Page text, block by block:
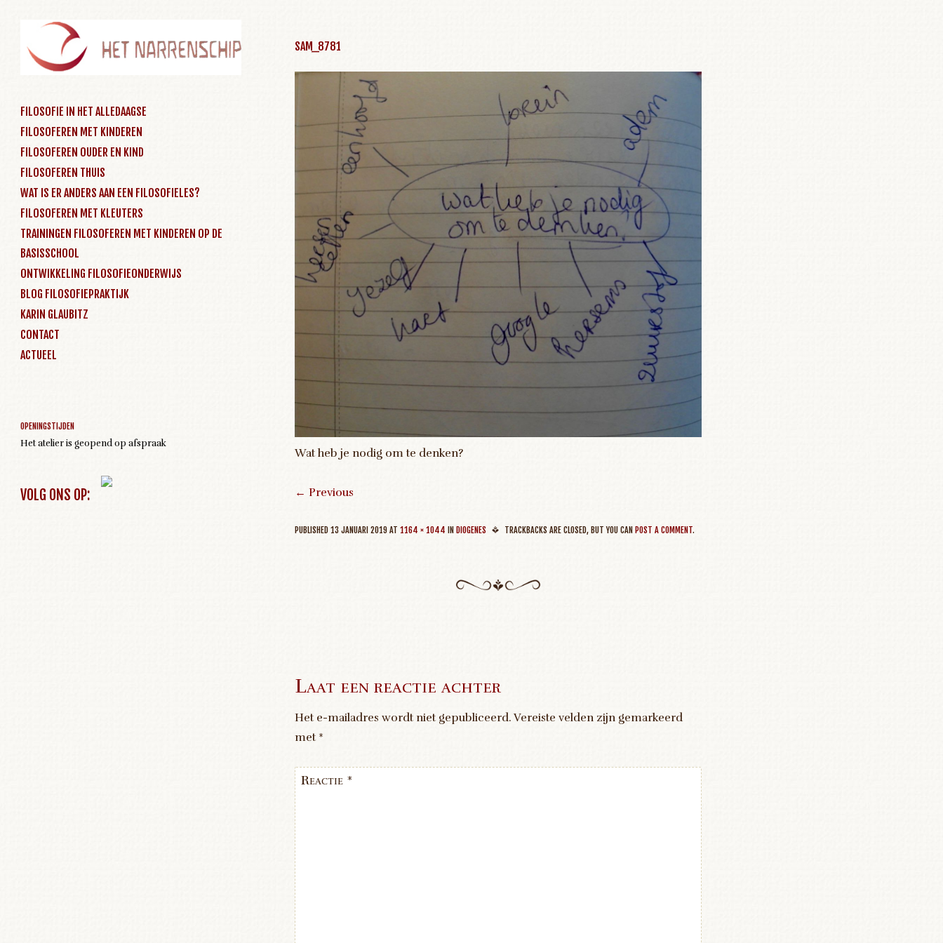
Menu
SKIP TO CONTENT
FILOSOFIE IN HET ALLEDAAGSE
FILOSOFEREN MET KINDEREN
FILOSOFEREN OUDER EN KIND
FILOSOFEREN THUIS
WAT IS ER ANDERS AAN EEN FILOSOFIELES?
FILOSOFEREN MET KLEUTERS
TRAININGEN FILOSOFEREN MET KINDEREN OP DE
BASISSCHOOL
ONTWIKKELING FILOSOFIEONDERWIJS
BLOG FILOSOFIEPRAKTIJK
KARIN GLAUBITZ
CONTACT
ACTUEEL
OPENINGSTIJDEN
Het atelier is geopend op afspraak
VOLG ONS OP:
SAM_8781
Wat heb je nodig om te denken?
← Previous
PUBLISHED 13 JANUARI 2019 AT 1164 × 1044 IN DIOGENES TRACKBACKS ARE CLOSED, BUT YOU CAN POST A COMMENT.
Laat een reactie achter
Het e-mailadres wordt niet gepubliceerd. Vereiste velden zijn gemarkeerd
met *
Reactie *